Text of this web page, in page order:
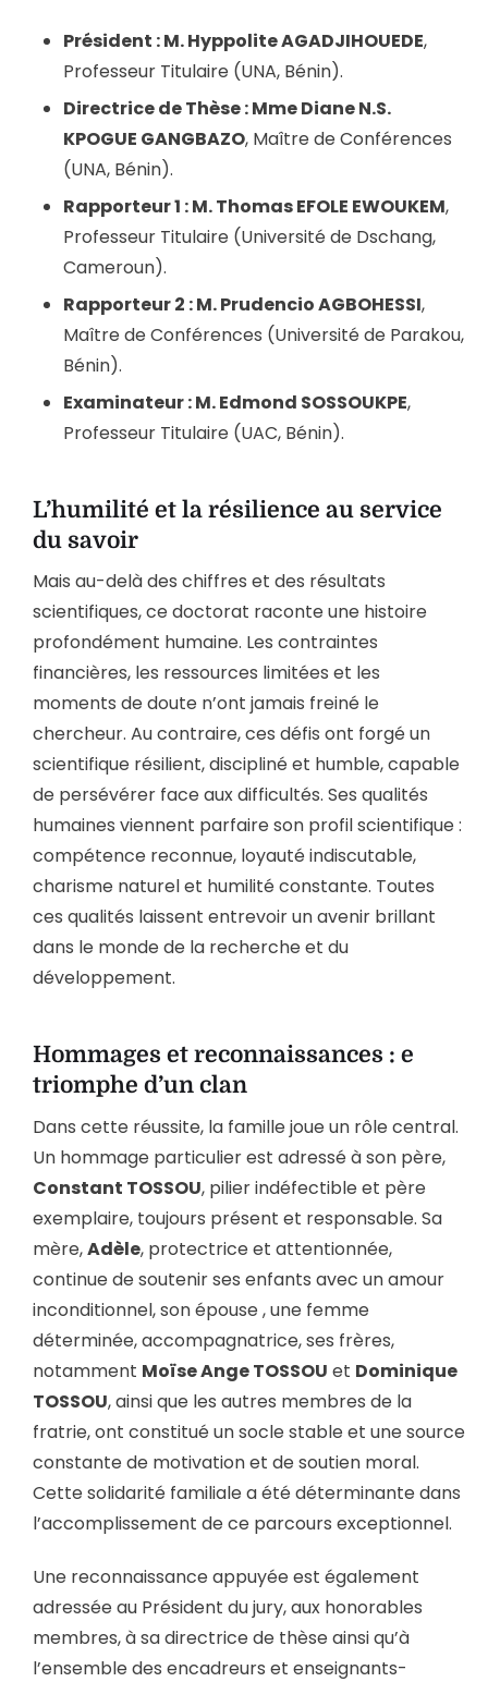
Président : M. Hyppolite AGADJIHOUEDE,
Professeur Titulaire (UNA, Bénin).
Directrice de Thèse : Mme Diane N.S.
KPOGUE GANGBAZO, Maître de Conférences
(UNA, Bénin).
Rapporteur 1 : M. Thomas EFOLE EWOUKEM,
Professeur Titulaire (Université de Dschang,
Cameroun).
Rapporteur 2 : M. Prudencio AGBOHESSI,
Maître de Conférences (Université de Parakou,
Bénin).
Examinateur : M. Edmond SOSSOUKPE,
Professeur Titulaire (UAC, Bénin).
L’humilité et la résilience au service
du savoir
Mais au-delà des chiffres et des résultats
scientifiques, ce doctorat raconte une histoire
profondément humaine. Les contraintes
financières, les ressources limitées et les
moments de doute n’ont jamais freiné le
chercheur. Au contraire, ces défis ont forgé un
scientifique résilient, discipliné et humble, capable
de persévérer face aux difficultés. Ses qualités
humaines viennent parfaire son profil scientifique :
compétence reconnue, loyauté indiscutable,
charisme naturel et humilité constante. Toutes
ces qualités laissent entrevoir un avenir brillant
dans le monde de la recherche et du
développement.
Hommages et reconnaissances : e
triomphe d’un clan
Dans cette réussite, la famille joue un rôle central.
Un hommage particulier est adressé à son père,
Constant TOSSOU, pilier indéfectible et père
exemplaire, toujours présent et responsable. Sa
mère,Adèle, protectrice et attentionnée,
continue de soutenir ses enfants avec un amour
inconditionnel, son épouse , une femme
déterminée, accompagnatrice, ses frères,
notamment Moïse Ange TOSSOU et Dominique
TOSSOU, ainsi que les autres membres de la
fratrie, ont constitué un socle stable et une source
constante de motivation et de soutien moral.
Cette solidarité familiale a été déterminante dans
l’accomplissement de ce parcours exceptionnel.
Une reconnaissance appuyée est également
adressée au Président du jury, aux honorables
membres, à sa directrice de thèse ainsi qu’à
l’ensemble des encadreurs et enseignants-